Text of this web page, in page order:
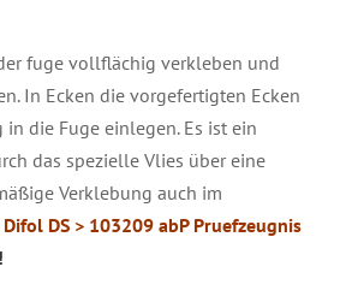
fuge vollflächig verkleben und
In Ecken die vorgefertigten Ecken
die Fuge einlegen. Es ist ein
das spezielle Vlies über eine
Verklebung auch im
DS > 103209 abP Pruefzeugnis